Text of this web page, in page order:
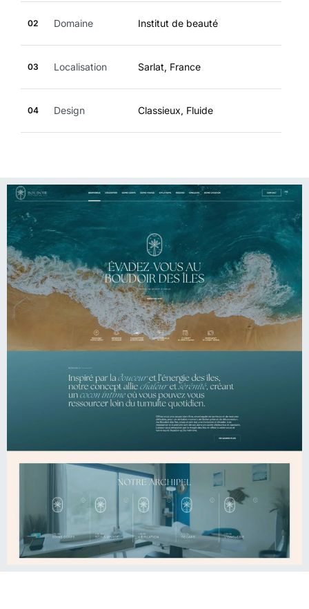
02 Domaine Institut de beauté
03 Localisation Sarlat, France
04 Design Classieux, Fluide